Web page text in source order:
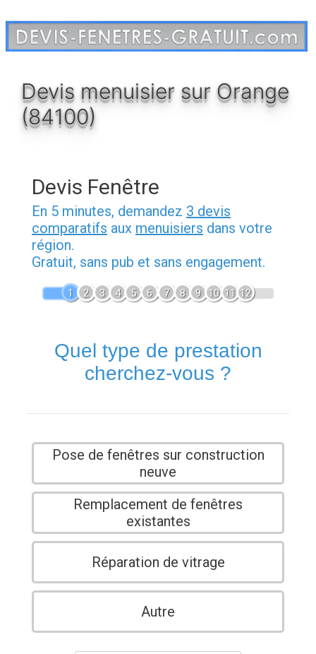
au
contenu
Devis menuisier sur Orange
(84100)
Devis Fenêtre
En 5 minutes, demandez 3 devis
comparatifs aux menuisiers dans votre
région.
Gratuit, sans pub et sans engagement.
1 2 3 4 5 6 7 8 9 10 11 12
Quel type de prestation
cherchez-vous ?
Pose de fenêtres sur construction
neuve
Remplacement de fenêtres
existantes
Réparation de vitrage
Autre